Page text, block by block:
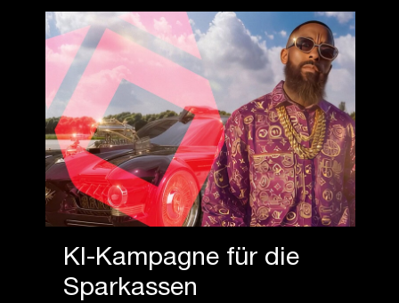
KI-Kampagne für die
Sparkassen